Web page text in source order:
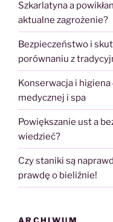
Szkarlatyna a
aktualne zagrożenie?
Bezpieczeństwo i
porównaniu z
Konserwacja i higiena
medycznej i spa
Powiększanie ust a
wiedzieć?
Czy staniki są
prawdę o bieliźnie!